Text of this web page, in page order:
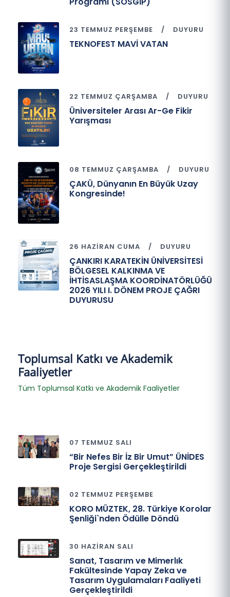
23 TEMMUZ PERŞEMBE DUYURU
TEKNOFEST MAVİ VATAN
22 TEMMUZ ÇARŞAMBA DUYURU
Üniversiteler Arası Ar-Ge Fikir
Yarışması
08 TEMMUZ ÇARŞAMBA DUYURU
ÇAKÜ, Dünyanın En Büyük Uzay
Kongresinde!
26 HAZIRAN CUMA DUYURU
ÇANKIRI KARATEKİN ÜNİVERSİTESİ
BÖLGESEL KALKINMA VE
İHTİSASLAŞMA KOORDİNATÖRLÜĞÜ
2026 YILI I. DÖNEM PROJE ÇAĞRI
DUYURUSU
Toplumsal Katkı ve Akademik
Faaliyetler
Tüm Toplumsal Katkı ve Akademik Faaliyetler
07 TEMMUZ SALI
“Bir Nefes Bir İz Bir Umut” ÜNİDES
Proje Sergisi Gerçekleştirildi
02 TEMMUZ PERŞEMBE
KORO MÜZTEK, 28. Türkiye Korolar
Şenliği`nden Ödülle Döndü
30 HAZIRAN SALI
Sanat, Tasarım ve Mimerlık
Fakültesinde Yapay Zeka ve
Tasarım Uygulamaları Faaliyeti
Gerçekleştirildi